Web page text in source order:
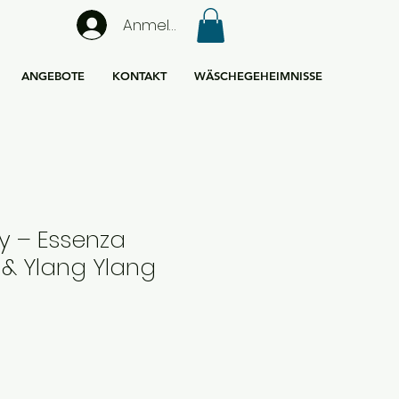
Anmelden
ANGEBOTE KONTAKT WÄSCHEGEHEIMNISSE
– Essenza
Ylang Ylang